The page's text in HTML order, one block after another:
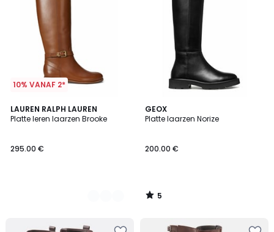
10% VANAF 2*
LAUREN RALPH LAUREN
Platte leren laarzen Brooke
295.00 €
2
Kleuren
GEOX
Platte laarzen Norize
200.00 €
5
/
5
/